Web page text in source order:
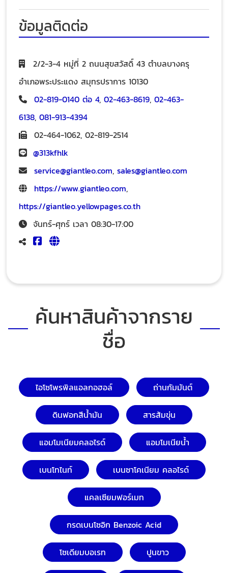
ข้อมูลติดต่อ
2/2-3-4 หมู่ที่ 2 ถนนสุขสวัสดิ์ 43 ตำบลบางครุ
อำเภอพระประแดง สมุทรปราการ 10130
02-819-0140 ต่อ 4, 02-463-8619, 02-463-
6138, 081-913-4394
02-464-1062, 02-819-2514
@313kfhlk
service@giantleo.com, sales@giantleo.com
https://www.giantleo.com,
https://giantleo.yellowpages.co.th
จันทร์-ศุกร์ เวลา 08:30-17:00
ค้นหาสินค้าจากราย
ชื่อ
ไอโซโพรพิลแอลกอฮอล์ ถ่านกัมมันต์
ดินฟอกสีน้ำมัน สารส้มขุ่น
แอมโมเนียมคลอไรด์ แอมโมเนียน้ำ
เบนโทไนท์ เบนซาโคเนียม คลอไรด์
แคลเซียมฟอร์เมท
กรดเบนโซอิก Benzoic Acid
โซเดียมบอเรท ปูนขาว